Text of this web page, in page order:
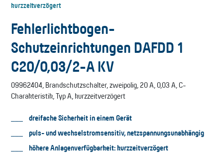
kurzzeitverzögert
Fehlerlichtbogen-
Schutzeinrichtungen DAFDD 1
C20/0,03/2-A KV
09962404, Brandschutzschalter, zweipolig, 20 A, 0,03 A, C-
Charakteristik, Typ A, kurzzeitverzögert
dreifache Sicherheit in einem Gerät
puls- und wechselstromsensitiv, netzspannungsunabhängig
höhere Anlagenverfügbarkeit: kurzzeitverzögert